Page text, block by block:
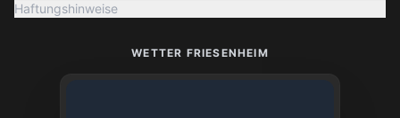
Haftungshinweise
WETTER FRIESENHEIM